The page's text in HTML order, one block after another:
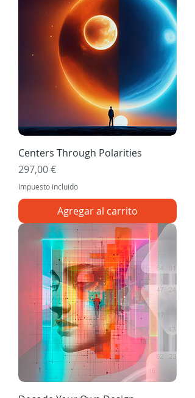
Centers Through Polarities
Precio
297,00 €
Impuesto incluido
Agregar al carrito